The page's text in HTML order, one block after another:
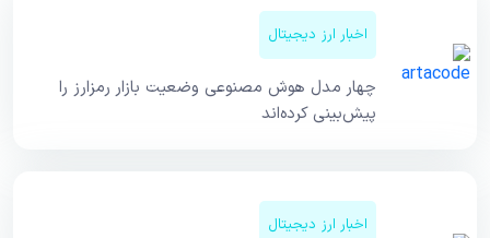
اخبار ارز دیجیتال
چهار مدل هوش مصنوعی وضعیت بازار رمزارز را
پیش‌بینی کرده‌اند
اخبار ارز دیجیتال